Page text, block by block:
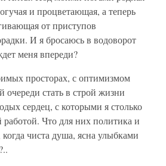
и процветающая, а теперь
от приступов
И я бросаюсь в водоворот
меня впереди?
просторах, с оптимизмом
очереди стать в строй жизни
сердец, с которыми я столько
работой. Что для них политика и
чиста душа, ясна улыбками